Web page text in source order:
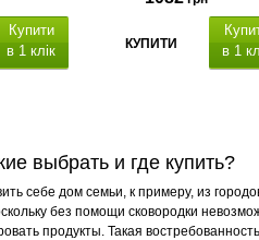
Купити
в 1 клік
Touch
КУПИТИ
в 1
крышки
выбрать и где купить?
себе дом семьи, к примеру, из
без помощи сковородки
продукты. Такая